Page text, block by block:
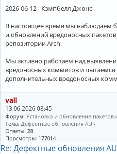
2026-06-12 - Кэмпбелл Джонс
В настоящее время мы наблюдаем
и обновлений вредоносных
репозитории Arch.
Мы активно работаем над
вредоносных коммитов и пытаемся
дополнительных вредоносных
vall
13.06.2026 08:45
Форум: Установка и обновление пакетов
Тема: Дефектные обновления AUR
Ответы: 28
Просмотры: 177014
Re: Дефектные обновления